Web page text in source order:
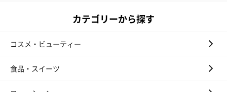
カテゴリーから探す
コスメ・ビューティー
食品・スイーツ